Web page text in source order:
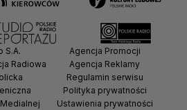
S.A.
Radiowa
Agencja Promocji
Agencja Reklamy
Regulamin serwisu
Polityka prywatności
Ustawienia prywatności